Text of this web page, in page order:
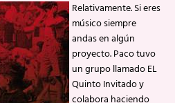
Relativamente. Si eres
músico siempre
andas en algún
proyecto. Paco tuvo
un grupo llamado EL
Quinto Invitado y